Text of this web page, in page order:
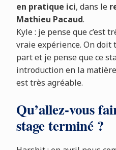
en pratique ici, dans le
Mathieu Pacaud.
Kyle : je pense que c’est
vraie expérience. On doit
part et je pense que ce
introduction en la
est très agréable.
Qu’allez-vous
stage terminé ?